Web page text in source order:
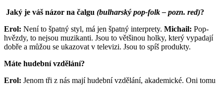
Jaký je váš názor na čalgu (bulharský pop-folk – pozn. red)?
Erol: Není to špatný styl, má jen špatný interprety. Michail: Pop-
hvězdy, to nejsou muzikanti. Jsou to většinou holky, který vypadají
dobře a můžou se ukazovat v televizi. Jsou to spíš produkty.
Máte hudební vzdělání?
Erol: Jenom tři z nás mají hudební vzdělání, akademické. Oni tomu